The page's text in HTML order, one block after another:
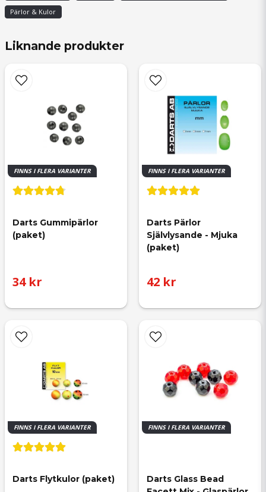
Marcus
för 7 månader sedan
Marius-Alexe
för 9 månader sedan
Pärlor & Kulor
Liknande produkter
FINNS I FLERA VARIANTER
Darts Gummipärlor
(paket)
34 kr
FINNS I FLERA VARIANTER
Darts Pärlor
Självlysande - Mjuka
(paket)
42 kr
FINNS I FLERA VARIANTER
Darts Flytkulor (paket)
FINNS I FLERA VARIANTER
Darts Glass Bead